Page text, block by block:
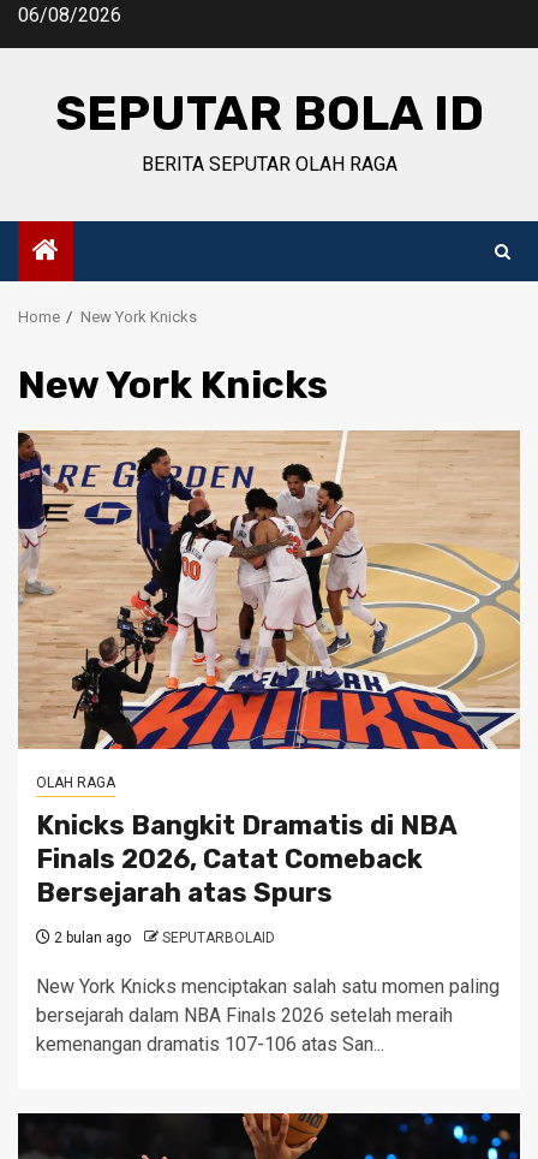
Skip06/08/2026
SEPUTAR BOLA ID
BERITA SEPUTAR OLAH RAGA
Home New York Knicks
New York Knicks
OLAH RAGA
Knicks Bangkit Dramatis di NBA
Finals 2026, Catat Comeback
Bersejarah atas Spurs
2 bulan ago SEPUTARBOLAID
New York Knicks menciptakan salah satu momen paling
bersejarah dalam NBA Finals 2026 setelah meraih
kemenangan dramatis 107-106 atas San...